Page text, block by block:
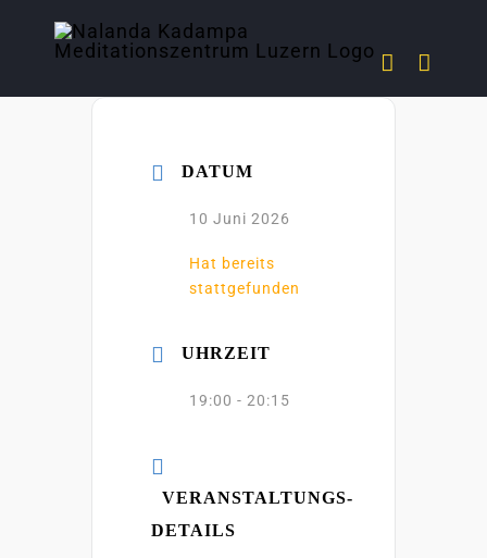
DATUM
10 Juni 2026
Hat bereits
stattgefunden
UHRZEIT
19:00 - 20:15
VERANSTALTUNGS-
DETAILS